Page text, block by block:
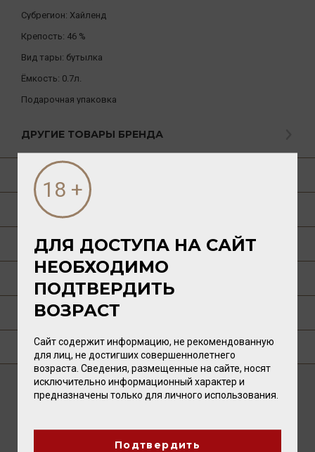
Субрегион: Хайленд
Крепость: 46 %
Вид тары: бутылка
Ёмкость: 0.7л.
Подарочная упаковка
ДРУГИЕ ТОВАРЫ БРЕНДА
О ТОВАРЕ
ГАСТРОНОМИЯ
О РЕГИОНЕ
О ПРОИЗВОДИТЕЛЕ
ТЕХНОЛОГИЯ
ГДЕ КУПИТЬ?
ДЛЯ ДОСТУПА НА САЙТ
НЕОБХОДИМО
ПОДТВЕРДИТЬ
ВОЗРАСТ
Сайт содержит информацию, не рекомендованную
для лиц, не достигших совершеннолетнего
возраста. Сведения, размещенные на сайте, носят
исключительно информационный характер и
предназначены только для личного использования.
Подтвердить